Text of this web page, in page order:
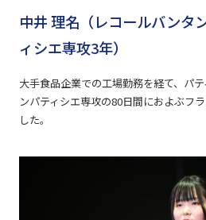
中井 理名（レコールバンタ
ィシエ専攻3年）
大手食品企業での工場勤務を経て、パ
ンパティシエ専攻の80日間におよぶフ
した。